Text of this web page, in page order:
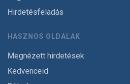
Hirdetésfeladás
HASZNOS OLDALAK
Megnézett hirdetések
Kedvenceid